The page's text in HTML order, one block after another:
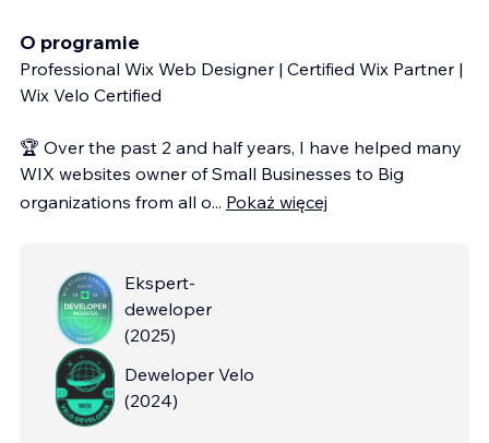
O programie
Professional Wix Web Designer | Certified Wix Partner |
Wix Velo Certified
🏆 Over the past 2 and half years, I have helped many
WIX websites owner of Small Businesses to Big
organizations from all o... Pokaż więcej
Ekspert-
deweloper
(2025)
Deweloper Velo
(2024)